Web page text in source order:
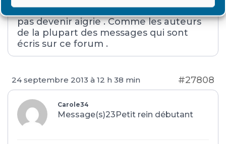
continuer a être positive et surtout ne
pas devenir aigrie . Comme les auteurs
de la plupart des messages qui sont
écris sur ce forum .
24 septembre 2013 à 12 h 38 min #27808
Carole34
Message(s)23Petit rein débutant